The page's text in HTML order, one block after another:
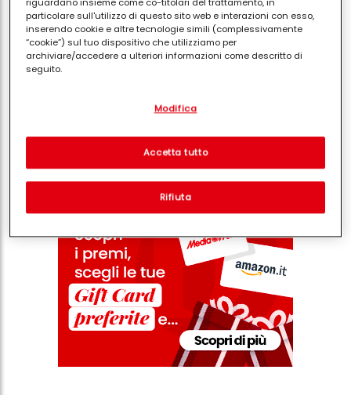
la panna.
riguardano insieme come co-titolari del trattamento, in
particolare sull'utilizzo di questo sito web e interazioni con esso,
inserendo cookie e altre tecnologie simili (complessivamente
“cookie”) sul tuo dispositivo che utilizziamo per
archiviare/accedere a ulteriori informazioni come descritto di
seguito.
separati o co-titolari come indicato nella nostra Informativa sulla
pixel, impronte digitali e tecnologie simili" utilizzeremo anche
cookie ed elaboreremo i dati relativi a te per
di questo sito Web e le tue interazioni commerciali con noi
(rispettivamente dell'azienda per cui lavori) per) e su tale base
conservare le nostre informazioni sulle entità commerciali e
creare profili individuali su di te che potrebbero essere arricchiti
con dati ottenuti da terze parti e altri siti Web. Utilizziamo questi
profili per scopi di marketing personalizzato, in particolare per
visualizzare annunci pubblicitari che potrebbero interessarti
(basati, ad esempio, sui tuoi interessi identificati) su questo sito
web e altri media (di terzi) tramite i dispositivi assegnati a te o
alla tua famiglia, nonché per misurare e ottimizzare il successo
Modifica
Rifiuta
Accetta tutto